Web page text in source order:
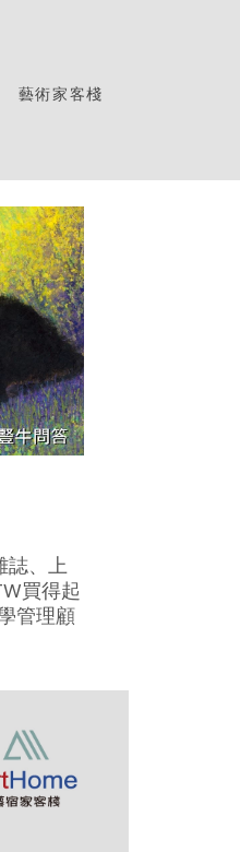
藝術家客棧
誌、上
買得起
管理顧